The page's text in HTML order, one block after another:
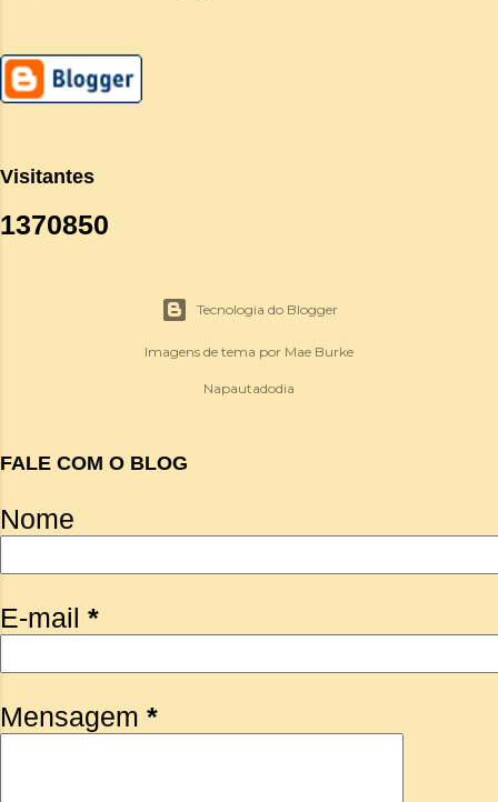
Visitantes
1370850
Tecnologia do Blogger
Imagens de tema por Mae Burke
Napautadodia
FALE COM O BLOG
Nome
E-mail *
Mensagem *